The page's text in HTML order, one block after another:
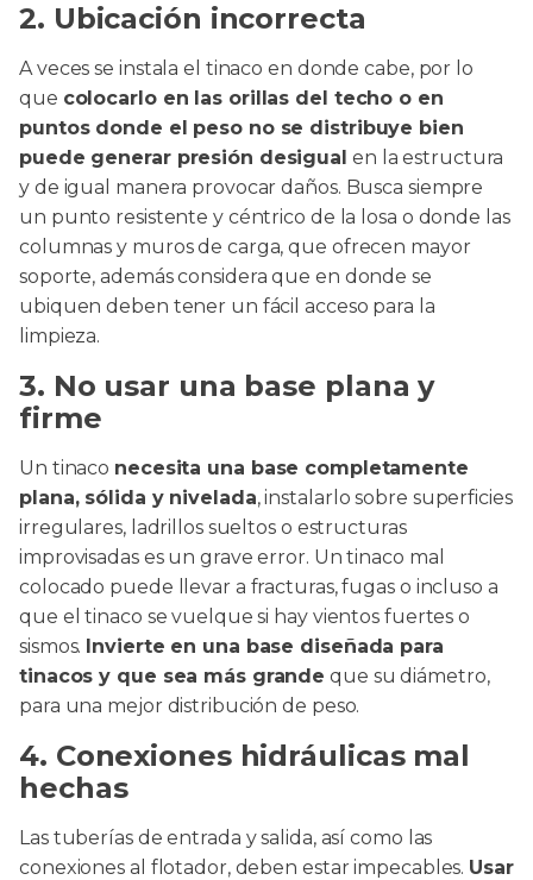
2. Ubicación incorrecta
A veces se instala el tinaco en donde cabe, por lo
que colocarlo en las orillas del techo o en
puntos donde el peso no se distribuye bien
puede generar presión desigual en la estructura
y de igual manera provocar daños. Busca siempre
un punto resistente y céntrico de la losa o donde las
columnas y muros de carga, que ofrecen mayor
soporte, además considera que en donde se
ubiquen deben tener un fácil acceso para la
limpieza.
3. No usar una base plana y
firme
Un tinaco necesita una base completamente
plana, sólida y nivelada, instalarlo sobre superficies
irregulares, ladrillos sueltos o estructuras
improvisadas es un grave error. Un tinaco mal
colocado puede llevar a fracturas, fugas o incluso a
que el tinaco se vuelque si hay vientos fuertes o
sismos. Invierte en una base diseñada para
tinacos y que sea más grande que su diámetro,
para una mejor distribución de peso.
4. Conexiones hidráulicas mal
hechas
Las tuberías de entrada y salida, así como las
conexiones al flotador, deben estar impecables. Usar